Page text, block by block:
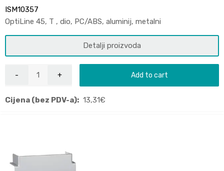
ISM10357
OptiLine 45, T , dio, PC/ABS, aluminij, metalni
Detalji proizvoda
Add to cart
Cijena (bez PDV-a): 13,31€